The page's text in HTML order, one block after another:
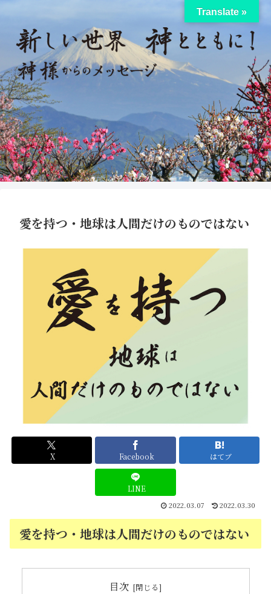
愛を持つ・地球は人間だけのものではない
X Facebook はてブ
LINE
2022.03.07 2022.03.30
愛を持つ・地球は人間だけのものではない
目次
Translate »